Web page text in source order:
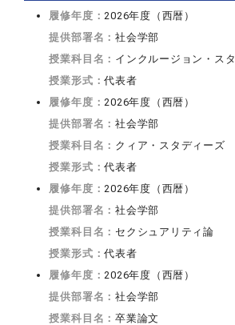
履修年度：2026年度（西暦）
提供部署名：社会学部
授業科目名： インクルージョン・ス
授業形式：代表者
履修年度：2026年度（西暦）
提供部署名：社会学部
授業科目名： クィア・スタディーズ
授業形式：代表者
履修年度：2026年度（西暦）
提供部署名：社会学部
授業科目名： セクシュアリティ論
授業形式：代表者
履修年度：2026年度（西暦）
提供部署名：社会学部
授業科目名：卒業論文